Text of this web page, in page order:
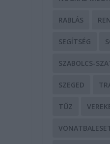
RABLÁS
SEGÍTSÉG
SZABOLCS-
SZEGED
TŰZ